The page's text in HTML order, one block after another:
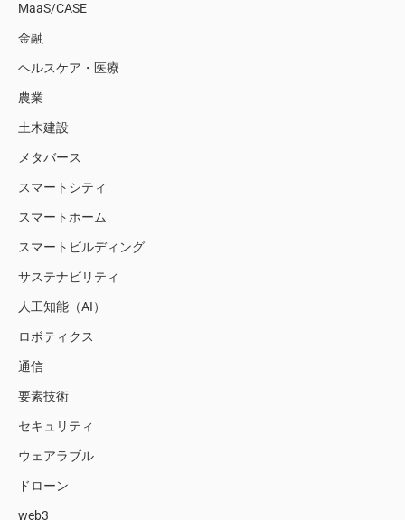
MaaS/CASE
金融
ヘルスケア・医療
農業
土木建設
メタバース
スマートシティ
スマートホーム
スマートビルディング
サステナビリティ
人工知能（AI）
ロボティクス
通信
要素技術
セキュリティ
ウェアラブル
ドローン
web3